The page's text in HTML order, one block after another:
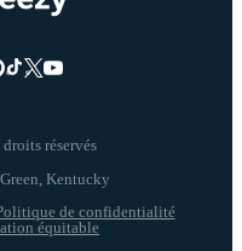
réservés
de confidentialité
équitable